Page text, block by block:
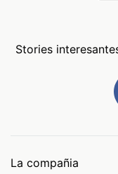
Stories
La compañia